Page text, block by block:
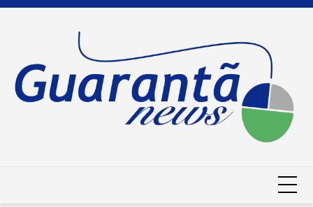
Ir